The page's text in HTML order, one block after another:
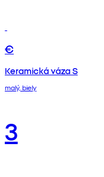
€
Keramická váza S
malý, biely
3